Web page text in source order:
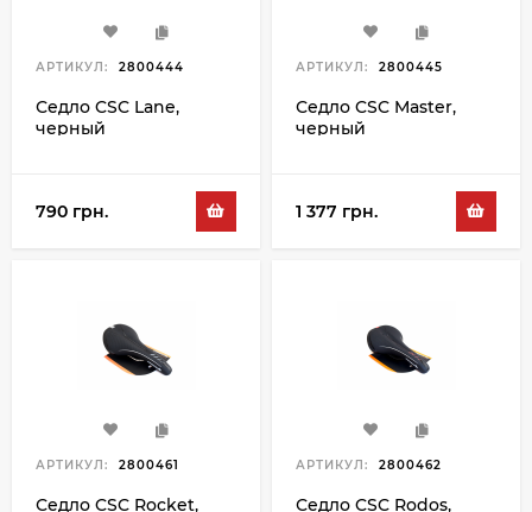
АРТИКУЛ: 2800444
Седло CSC Lane,
черный
790 грн.
АРТИКУЛ: 2800445
Седло CSC Master,
черный
1 377 грн.
АРТИКУЛ: 2800461
Седло CSC Rocket,
АРТИКУЛ: 2800462
Седло CSC Rodos,